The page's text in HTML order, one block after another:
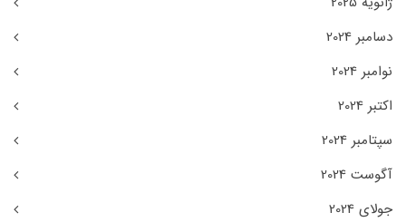
دسامبر 2024
نوامبر 2024
اکتبر 2024
سپتامبر 2024
آگوست 2024
جولای 2024